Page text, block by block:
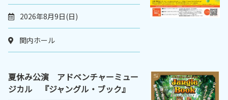
2026年8月9日(日)
関内ホール
夏休み公演 アドベンチャーミュー
ジカル 『ジャングル・ブック』